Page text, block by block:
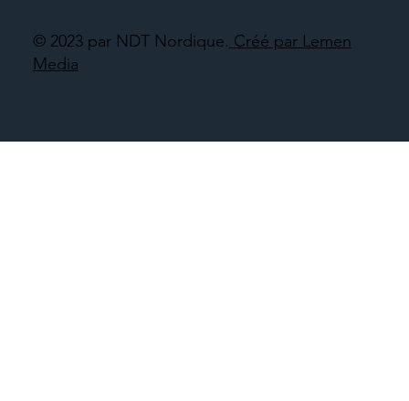
© 2023 par NDT Nordique. Créé par Lemen
Media